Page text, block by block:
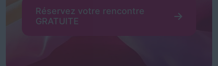
Réservez votre rencontre
GRATUITE